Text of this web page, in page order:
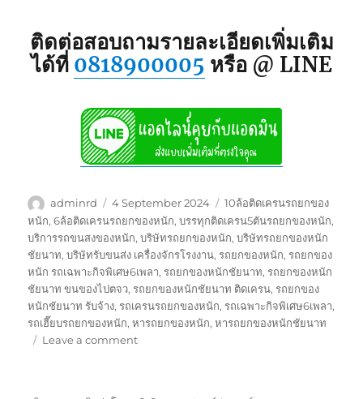
ติดต่อสอบถามรายละเอียดเพิ่มเติม
ได้ที่ 0818900005 หรือ @ LINE
Author
adminrd
Posted
on
4 September 2024 Tags
10ล้อติดเครนรถยกของ
หนัก,6ล้อติดเครนรถยกของหนัก,บรรทุกติดเครน5ตันรถยกของหนัก,
บริการรถขนสงของหนัก,บริษัทรถยกของหนัก,บริษัทรถยกของหนัก
ชัยนาท,บริษัทรับขนส่ง เครื่องจักรโรงงาน,รถยกของหนัก,รถยกของ
หนัก รถเฉพาะกิจพิเศษ6เพลา,รถยกของหนักชัยนาท,รถยกของหนัก
ชัยนาท ขนของไปตจว,รถยกของหนักชัยนาท ติดเครน,รถยกของ
หนักชัยนาท รับจ้าง,รถเครนรถยกของหนัก,รถเฉพาะกิจพิเศษ6เพลา,
รถเฮี๊ยบรถยกของหนัก,หารถยกของหนัก,หารถยกของหนักชัยนาท
Leave a commenton